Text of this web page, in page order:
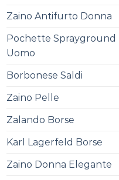
Zaino Antifurto Donna
Pochette Sprayground
Uomo
Borbonese Saldi
Zaino Pelle
Zalando Borse
Karl Lagerfeld Borse
Zaino Donna Elegante